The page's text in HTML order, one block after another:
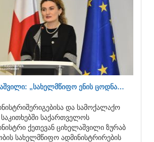
„ᲡᲐᲮᲔᲚᲛᲬᲘᲤᲝ ᲔᲜᲘᲡ ᲪᲝᲓᲜᲐ…
და სამოქალაქო
საქართველოს
ქეთევან ციხელაშვილი ზურაბ
სახელმწიფო ადმინისტრირების